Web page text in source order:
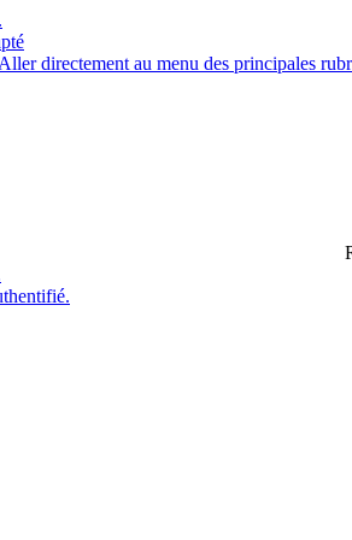
Aller directement au menu des principales